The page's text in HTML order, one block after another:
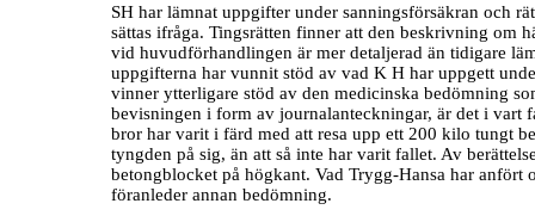
SH har lämnat uppgifter under sanningsförsäkran och
sättas ifråga. Tingsrätten finner att den beskrivning om
vid huvudförhandlingen är mer detaljerad än tidigare
uppgifterna har vunnit stöd av vad K H har uppgett
vinner ytterligare stöd av den medicinska bedömning
bevisningen i form av journalanteckningar, är det i vart
bror har varit i färd med att resa upp ett 200 kilo tungt
tyngden på sig, än att så inte har varit fallet. Av
betongblocket på högkant. Vad Trygg-Hansa har
föranleder annan bedömning.